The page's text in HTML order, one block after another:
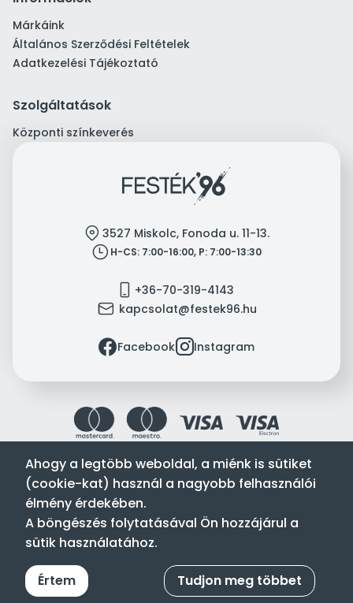
Márkáink
Általános Szerződési Feltételek
Adatkezelési Tájékoztató
Szolgáltatások
Központi színkeverés
location 3527 Miskolc, Fonoda u. 11-13.
clock H-CS: 7:00-16:00, P: 7:00-13:30
mobile +36-70-319-4143
mail kapcsolat@festek96.hu
facebookFacebookinstagramInstagram
Festék’96 Kft. © 1996-2024. Minden jog fenntartva.
Tervezte és készítette:
forgalmazója.
Ahogy a legtöbb weboldal, a miénk is sütiket
(cookie-kat) használ a nagyobb felhasználói
élmény érdekében.
A böngészés folytatásával Ön hozzájárul a
sütik használatához.
Értem Tudjon meg többet